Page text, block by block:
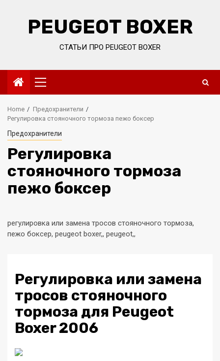
PEUGEOT BOXER
СТАТЬИ ПРО PEUGEOT BOXER
Primary
Menu
Home
Предохранители
Регулировка стояночного тормоза пежо боксер
Предохранители
Регулировка
стояночного тормоза
пежо боксер
регулировка или замена тросов стояночного тормоза,
пежо боксер, peugeot boxer,, peugeot,,
Регулировка или замена
тросов стояночного
тормоза для Peugeot
Boxer 2006